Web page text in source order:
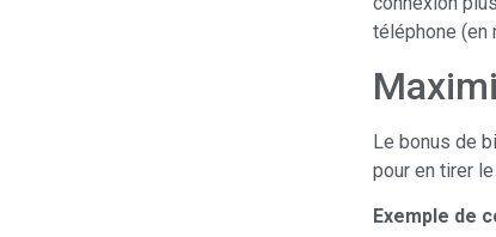
téléphone (en
Le bonus de
pour en tirer
Exemple de